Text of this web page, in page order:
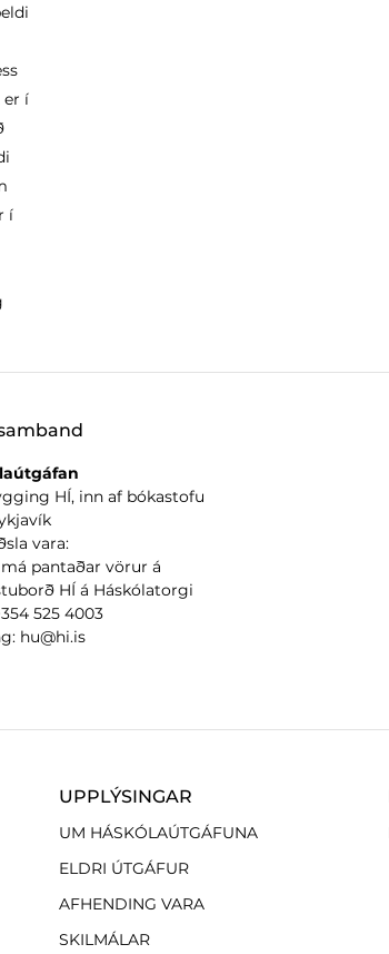
er í
í
HÍ, inn af bókastofu
vara:
pantaðar vörur á
HÍ á Háskólatorgi
525 4003
hu@hi.is
UPPLÝSINGAR
UM HÁSKÓLAÚTGÁFUNA
ELDRI ÚTGÁFUR
AFHENDING VARA
SKILMÁLAR